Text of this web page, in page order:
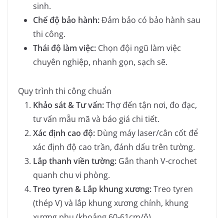
sinh.
Chế độ bảo hành:Đảm bảo có bảo hành sau
thi công.
Thái độ làm việc: Chọn đội ngũ làm việc
chuyên nghiệp, nhanh gọn, sạch sẽ.
Quy trình thi công chuẩn
Khảo sát & Tư vấn:Thợ đến tận nơi, đo đạc,
tư vấn mẫu mã và báo giá chi tiết.
Xác định cao độ: Dùng máy laser/cân cốt để
xác định độ cao trần, đánh dấu trên tường.
Lắp thanh viền tường: Gắn thanh V-crochet
quanh chu vi phòng.
Treo tyren & Lắp khung xương:Treo tyren
(thép V) và lắp khung xương chính, khung